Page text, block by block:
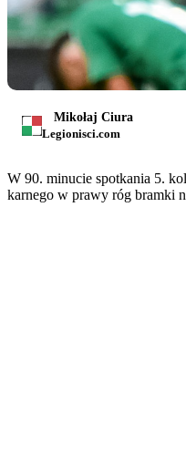
Mikołaj Ciura
Legionisci.com
W 90. minucie spotkania 5.
karnego w prawy róg bramki